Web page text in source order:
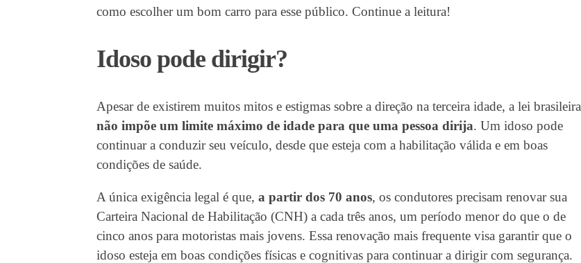
como escolher um bom carro para esse público. Continue a leitura!
Idoso pode dirigir?
Apesar de existirem muitos mitos e estigmas sobre a direção na terceira idade, a lei brasileira
não impõe um limite máximo de idade para que uma pessoa dirija. Um idoso pode
continuar a conduzir seu veículo, desde que esteja com a habilitação válida e em boas
condições de saúde.
A única exigência legal é que, a partir dos 70 anos, os condutores precisam renovar sua
Carteira Nacional de Habilitação (CNH) a cada três anos, um período menor do que o de
cinco anos para motoristas mais jovens. Essa renovação mais frequente visa garantir que o
idoso esteja em boas condições físicas e cognitivas para continuar a dirigir com segurança.